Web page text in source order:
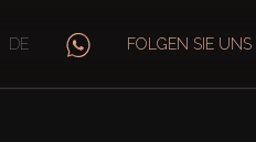
DE FOLGEN SIE UNS